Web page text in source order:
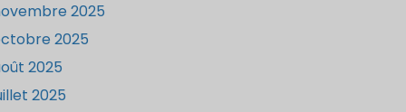
2025
2025
2025
2025